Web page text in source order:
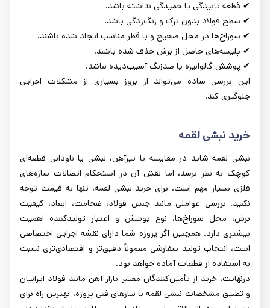
✔ قطعه تابیدگی یا خمیدگی نداشته باشد.
✔ سطح فولاد بدون ترک و زنگ‌زدگی باشد.
✔ سوراخ‌ها در محل صحیح و با قطر مناسب ایجاد شده باشند.
✔ پلیسه‌های حاصل از برش حذف شده باشند.
✔ پوشش گالوانیزه یا ضدزنگ آسیب‌دیده نباشد.
این بررسی ساده می‌تواند از بروز بسیاری از مشکلات اجرایی
جلوگیری کند.
خرید نبشی لقمه
نبشی لقمه شاید در مقایسه با تیرآهن، نبشی یا ناودانی قطعه‌ای
کوچک به نظر برسد، اما نقش آن در استحکام اتصالات سازه‌های
فلزی بسیار مهم است. برای خرید نبشی لقمه، تنها به قیمت توجه
نکنید. بررسی عواملی مانند جنس فولاد، ضخامت، ابعاد، کیفیت
برش، محل سوراخ‌ها، نوع پوشش و اعتبار تولیدکننده اهمیت
بیشتری دارد. همچنین اگر پروژه شما دارای نقشه اجرایی اختصاصی
است، انتخاب تولید سفارشی معمولاً دقیق‌تر و اقتصادی‌تری نسبت
به استفاده از قطعات آماده خواهد بود.
درنهایت، خرید از تأمین‌کنندگان معتبر بازار آهن مانند فولاد ایرانیان
و تطبیق مشخصات نبشی لقمه با نیازهای فنی پروژه، بهترین راه برای